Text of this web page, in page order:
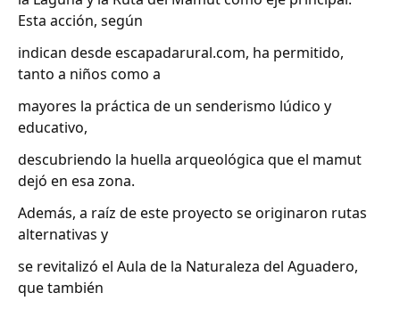
Esta acción, según
indican desde escapadarural.com, ha permitido,
tanto a niños como a
mayores la práctica de un senderismo lúdico y
educativo,
descubriendo la huella arqueológica que el mamut
dejó en esa zona.
Además, a raíz de este proyecto se originaron rutas
alternativas y
se revitalizó el Aula de la Naturaleza del Aguadero,
que también